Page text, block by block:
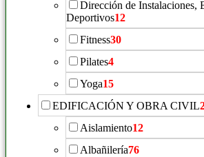
Dirección de Instalaciones,
Deportivos12
Fitness30
Pilates4
Yoga15
EDIFICACIÓN Y OBRA CIVIL
Aislamiento12
Albañilería76